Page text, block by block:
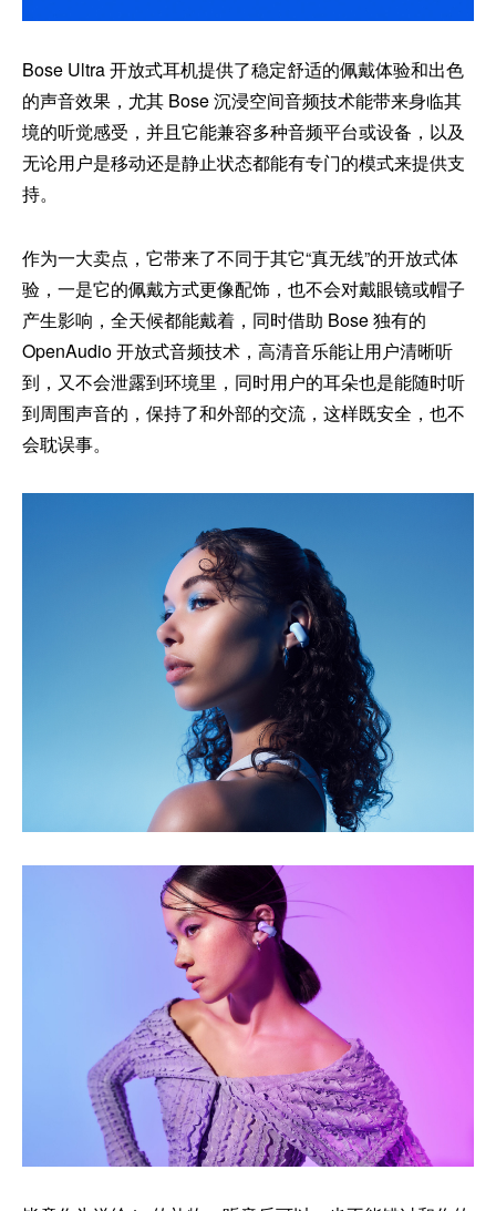
Bose Ultra 开放式耳机提供了稳定舒适的佩戴体验和出色
的声音效果，尤其 Bose 沉浸空间音频技术能带来身临其
境的听觉感受，并且它能兼容多种音频平台或设备，以及
无论用户是移动还是静止状态都能有专门的模式来提供支
持。
作为一大卖点，它带来了不同于其它“真无线”的开放式体
验，一是它的佩戴方式更像配饰，也不会对戴眼镜或帽子
产生影响，全天候都能戴着，同时借助 Bose 独有的
OpenAudio 开放式音频技术，高清音乐能让用户清晰听
到，又不会泄露到环境里，同时用户的耳朵也是能随时听
到周围声音的，保持了和外部的交流，这样既安全，也不
会耽误事。